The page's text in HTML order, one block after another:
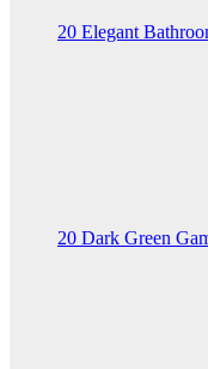
20 Elegant
20 Dark Green